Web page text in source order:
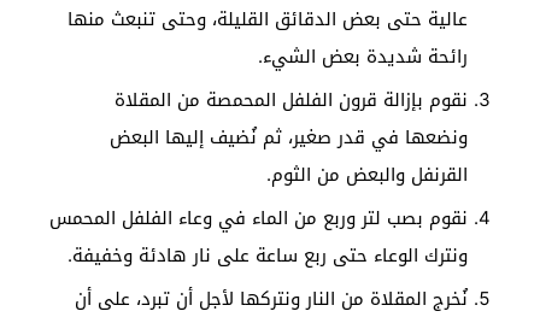
عالية حتى بعض الدقائق القليلة، وحتى تنبعث منها
رائحة شديدة بعض الشيء.
نقوم بإزالة قرون الفلفل المحمصة من المقلاة
ونضعها في قدر صغير، ثم نُضيف إليها البعض
القرنفل والبعض من الثوم.
نقوم بصب لتر وربع من الماء في وعاء الفلفل المحمس
ونترك الوعاء حتى ربع ساعة على نار هادئة وخفيفة.
نُخرج المقلاة من النار ونتركها لأجل أن تبرد، على أن